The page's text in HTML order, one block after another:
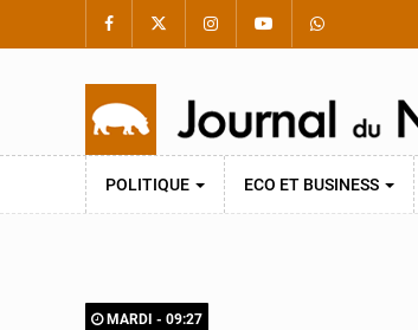
POLITIQUE ECO ET BUSINESS
MARDI - 09:27